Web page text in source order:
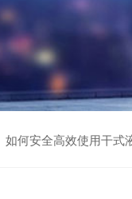
如何安全高效使用干式